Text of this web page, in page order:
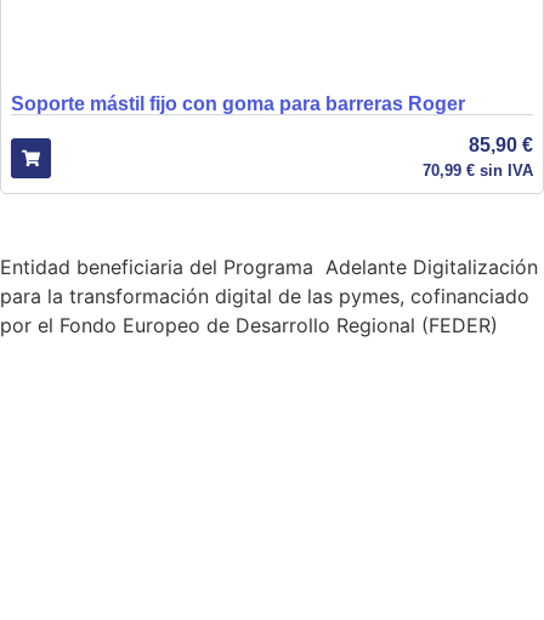
Soporte mástil fijo con goma para barreras Roger
85,90 €
70,99 € sin IVA
Entidad beneficiaria del Programa Adelante Digitalización
para la transformación digital de las pymes, cofinanciado
por el Fondo Europeo de Desarrollo Regional (FEDER)